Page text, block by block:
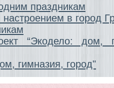
праздникам
в город
“Экодело: дом,
гимназия, город"